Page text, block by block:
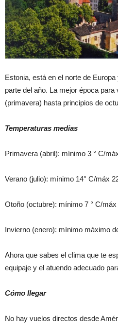
Estonia, está en el norte de
parte del año. La mejor época
(primavera) hasta principios de
Temperaturas medias
Primavera (abril): mínimo 3 ° C/
Verano (julio): mínimo 14° C/máx
Otoño (octubre): mínimo 7 ° C/máx
Invierno (enero): mínimo máximo
Ahora que sabes el clima que te
equipaje y el atuendo adecuado
Cómo llegar
No hay vuelos directos desde